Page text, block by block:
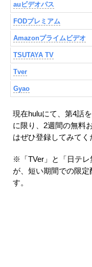
auビデオパス
FODプレミアム
Amazonプライムビデオ
TSUTAYA TV
Tver
Gyao
現在huluにて、第4話
に限り、2週間の無料
はぜひ登録してみてく
※「TVer」と「日テレ
が、短い期間での限
す。